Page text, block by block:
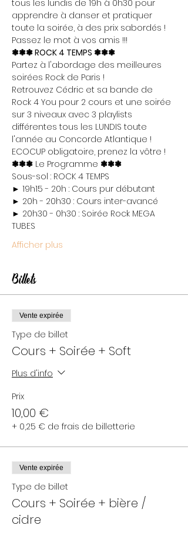
tous les lundis de 19h à 0h30 pour
apprendre à danser et pratiquer
toute la soirée, à des prix sabordés !
Passez le mot à vos amis !!!
❃❃❃ ROCK 4 TEMPS ❃❃❃
Partez à l'abordage des meilleures
soirées Rock de Paris !
Retrouvez Cédric et sa bande de
Rock 4 You pour 2 cours et une soirée
sur 3 niveaux avec 3 playlists
différentes tous les LUNDIS toute
l'année au Concorde Atlantique !
ECOCUP obligatoire, prenez la vôtre !
❃❃❃ Le Programme ❃❃❃
Sous-sol : ROCK 4 TEMPS
► 19h15 - 20h : Cours pur débutant
► 20h - 20h30 : Cours inter-avancé
► 20h30 - 0h30 : Soirée Rock MEGA
TUBES
Afficher plus
Billets
Vente expirée
Type de billet
Cours + Soirée + Soft
Plus d'info
Prix
10,00 €
+ 0,25 € de frais de billetterie
Vente expirée
Type de billet
Cours + Soirée + bière /
cidre